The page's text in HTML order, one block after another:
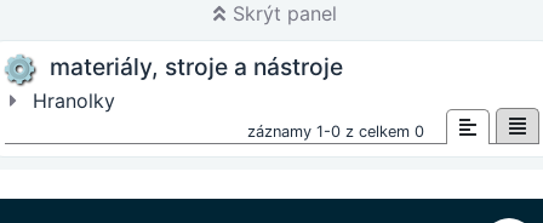
Skrýt panel
materiály, stroje a nástroje
Hranolky
záznamy 1-0 z celkem 0